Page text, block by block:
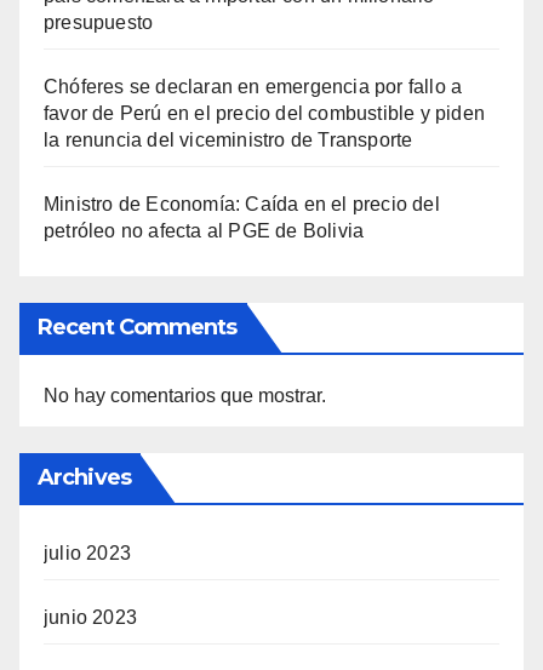
presupuesto
Chóferes se declaran en emergencia por fallo a
favor de Perú en el precio del combustible y piden
la renuncia del viceministro de Transporte
Ministro de Economía: Caída en el precio del
petróleo no afecta al PGE de Bolivia
Recent Comments
No hay comentarios que mostrar.
Archives
julio 2023
junio 2023